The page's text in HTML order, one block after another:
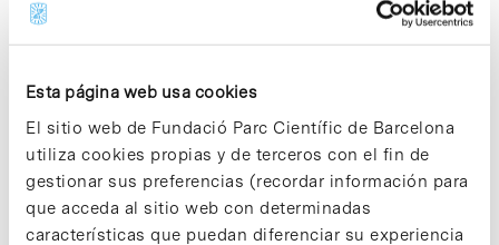
Esta página web usa cookies
El sitio web de Fundació Parc Científic de Barcelona
utiliza cookies propias y de terceros con el fin de
gestionar sus preferencias (recordar información para
que acceda al sitio web con determinadas
características que puedan diferenciar su experiencia
l’INSA·UBA TRADUCIR >>>
Notícias
Miquel Moretó, professor del
Departament de Fisiologia de la Facultat
de Farmàcia, ha estat nomenat nou